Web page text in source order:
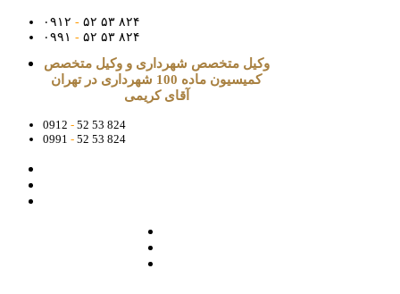
۰۹۱۲ - ۵۲ ۵۳ ۸۲۴
۰۹۹۱ - ۵۲ ۵۳ ۸۲۴
وکیل متخصص شهرداری و وکیل متخصص
کمیسیون ماده 100 شهرداری در تهران
آقای کریمی
0912 - 52 53 824
0991 - 52 53 824